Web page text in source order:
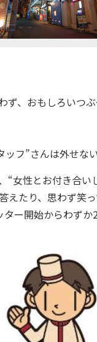
、おもしろいつ
フ”さんは外せない
女性とお付き合
えたり、思わず笑
ー開始からわず